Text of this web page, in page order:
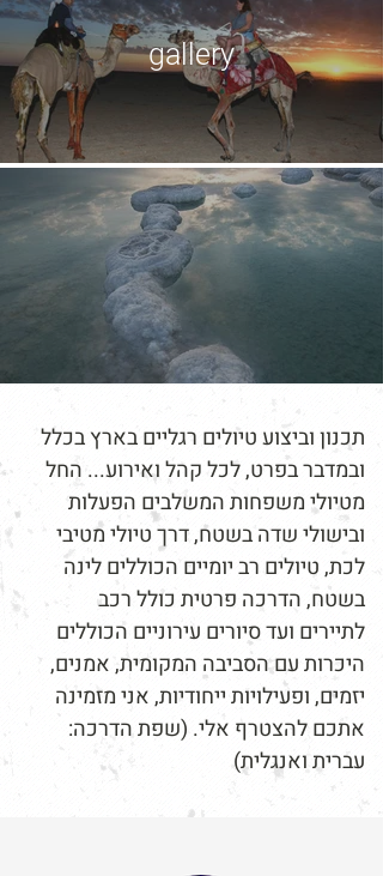
gallery
תכנון וביצוע טיולים רגליים בארץ בכלל
ובמדבר בפרט, לכל קהל ואירוע... החל
מטיולי משפחות המשלבים הפעלות
ובישולי שדה בשטח, דרך טיולי מטיבי
לכת, טיולים רב יומיים הכוללים לינה
בשטח, הדרכה פרטית כולל רכב
לתיירים ועד סיורים עירוניים הכוללים
היכרות עם הסביבה המקומית, אמנים,
יזמים, ופעילויות ייחודיות, אני מזמינה
אתכם להצטרף אלי. (שפת הדרכה:
עברית ואנגלית)